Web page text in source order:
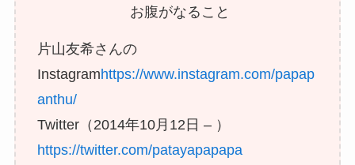
お腹がなること
片山友希さんの
Instagramhttps://www.instagram.com/papap
anthu/
Twitter（2014年10月12日 – ）
https://twitter.com/patayapapapa